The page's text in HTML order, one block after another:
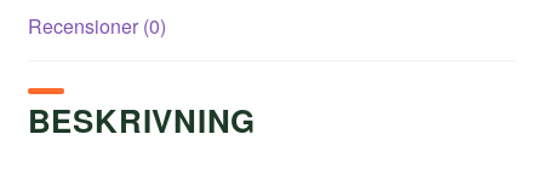
Recensioner (0)
BESKRIVNING